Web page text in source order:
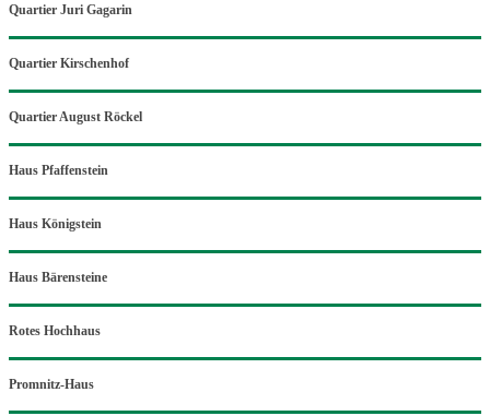
Quartier Juri Gagarin
Quartier Kirschenhof
Quartier August Röckel
Haus Pfaffenstein
Haus Königstein
Haus Bärensteine
Rotes Hochhaus
Promnitz-Haus